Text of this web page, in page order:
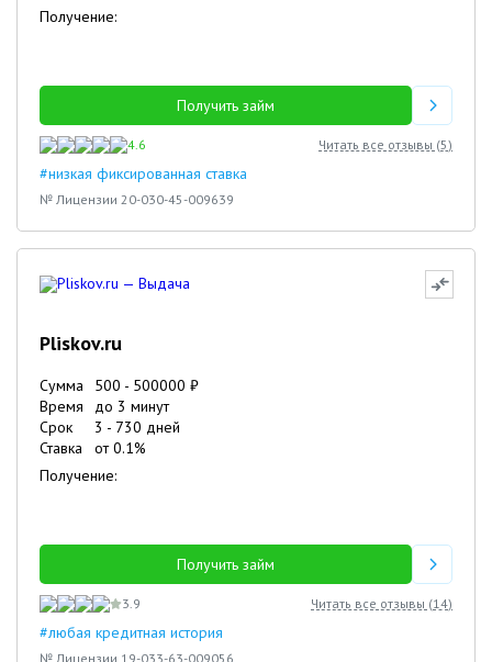
Получение:
Получить займ
4.6 Читать все отзывы (5)
#низкая фиксированная ставка
№ Лицензии 20-030-45-009639
Pliskov.ru
Сумма 500 - 500000 ₽
Время
до 3 минут
Срок
3 - 730 дней
Ставка
от0.1%
Получение:
Получить займ
3.9 Читать все отзывы (14)
#любая кредитная история
№ Лицензии 19-033-63-009056